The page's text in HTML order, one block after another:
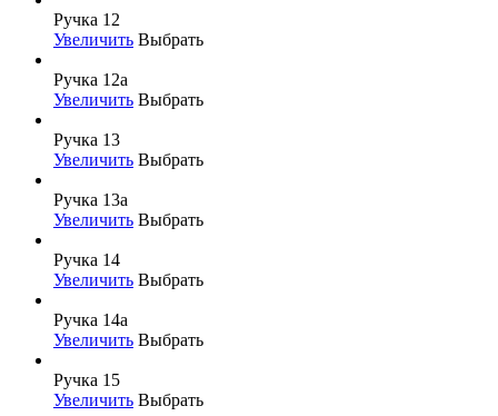
Ручка 12
Увеличить Выбрать
Ручка 12а
Увеличить Выбрать
Ручка 13
Увеличить Выбрать
Ручка 13а
Увеличить Выбрать
Ручка 14
Увеличить Выбрать
Ручка 14а
Увеличить Выбрать
Ручка 15
Увеличить Выбрать